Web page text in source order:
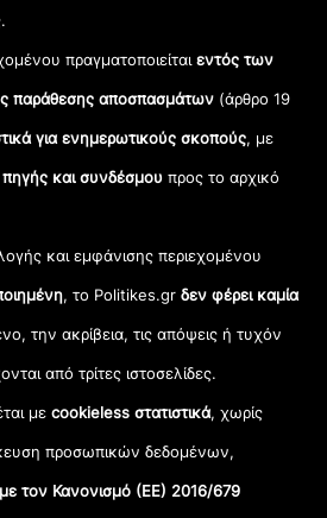
πραγματοποιείταιεντός των
παράθεσης αποσπασμάτων (άρθρο 19
για ενημερωτικούς σκοπούς, με
και συνδέσμου προς το αρχικό
και εμφάνισης περιεχομένου
, το Politikes.grδεν φέρει καμία
την ακρίβεια, τις απόψεις ή τυχόν
από τρίτες ιστοσελίδες.
μεcookieless στατιστικά, χωρίς
προσωπικών δεδομένων,
τον Κανονισμό (ΕΕ) 2016/679